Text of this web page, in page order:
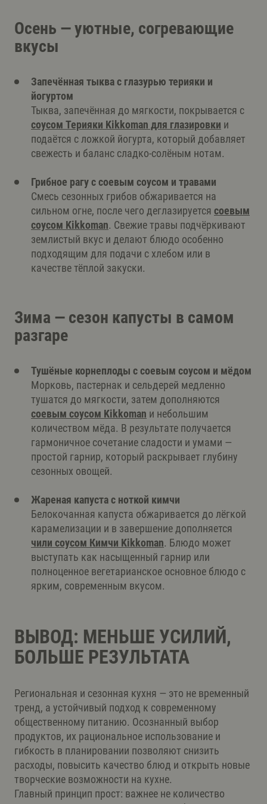
Осень — уютные, согревающие
вкусы
Запечённая тыква с глазурью терияки и
йогуртом
Тыква, запечённая до мягкости, покрывается с
соусом Терияки Kikkoman для глазировки и
подаётся с ложкой йогурта, который добавляет
свежесть и баланс сладко-солёным нотам.
Грибное рагу с соевым соусом и травами
Смесь сезонных грибов обжаривается на
сильном огне, после чего деглазируется соевым
соусом Kikkoman. Свежие травы подчёркивают
землистый вкус и делают блюдо особенно
подходящим для подачи с хлебом или в
качестве тёплой закуски.
Зима — сезон капусты в самом
разгаре
Тушёные корнеплоды с соевым соусом и мёдом
Морковь, пастернак и сельдерей медленно
тушатся до мягкости, затем дополняются
соевым соусом Kikkoman и небольшим
количеством мёда. В результате получается
гармоничное сочетание сладости и умами —
простой гарнир, который раскрывает глубину
сезонных овощей.
Жареная капуста с ноткой кимчи
Белокочанная капуста обжаривается до лёгкой
карамелизации и в завершение дополняется
чили соусом Кимчи Kikkoman. Блюдо может
выступать как насыщенный гарнир или
полноценное вегетарианское основное блюдо с
ярким, современным вкусом.
ВЫВОД: МЕНЬШЕ УСИЛИЙ,
БОЛЬШЕ РЕЗУЛЬТАТА
Региональная и сезонная кухня — это не временный
тренд, а устойчивый подход к современному
общественному питанию. Осознанный выбор
продуктов, их рациональное использование и
гибкость в планировании позволяют снизить
расходы, повысить качество блюд и открыть новые
творческие возможности на кухне.
Главный принцип прост: важнее не количество